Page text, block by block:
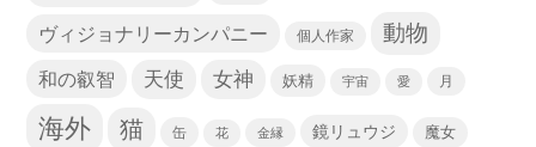
ヴィジョナリーカンパニー 個人作家 動物
和の叡智 天使 女神 妖精 宇宙 愛 月
海外 猫 缶 花 金縁 鏡リュウジ 魔女